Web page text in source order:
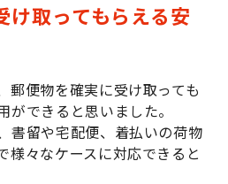
け取ってもらえる安
郵便物を確実に受け取っても
ができると思いました。
書留や宅配便、着払いの荷物
様々なケースに対応できると